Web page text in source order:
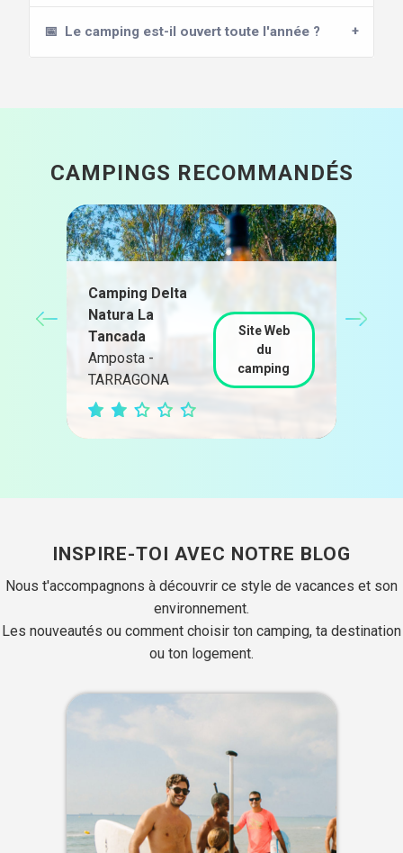
📅 Le camping est-il ouvert toute l'année ?
CAMPINGS RECOMMANDÉS
Camping Delta
Natura La
Tancada
Amposta -
TARRAGONA
Site Web
du
camping
INSPIRE-TOI AVEC NOTRE BLOG
Nous t'accompagnons à découvrir ce style de vacances et son
environnement.
Les nouveautés ou comment choisir ton camping, ta destination
ou ton logement.